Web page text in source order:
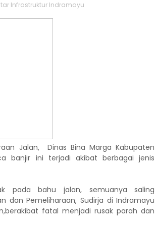
Infrastruktur Indramayu
Jalan, Dinas Bina Marga Kabupaten
banjir ini terjadi akibat berbagai jenis
pada bahu jalan, semuanya saling
dan Pemeliharaan, Sudirja di Indramayu
fatal menjadi rusak parah dan